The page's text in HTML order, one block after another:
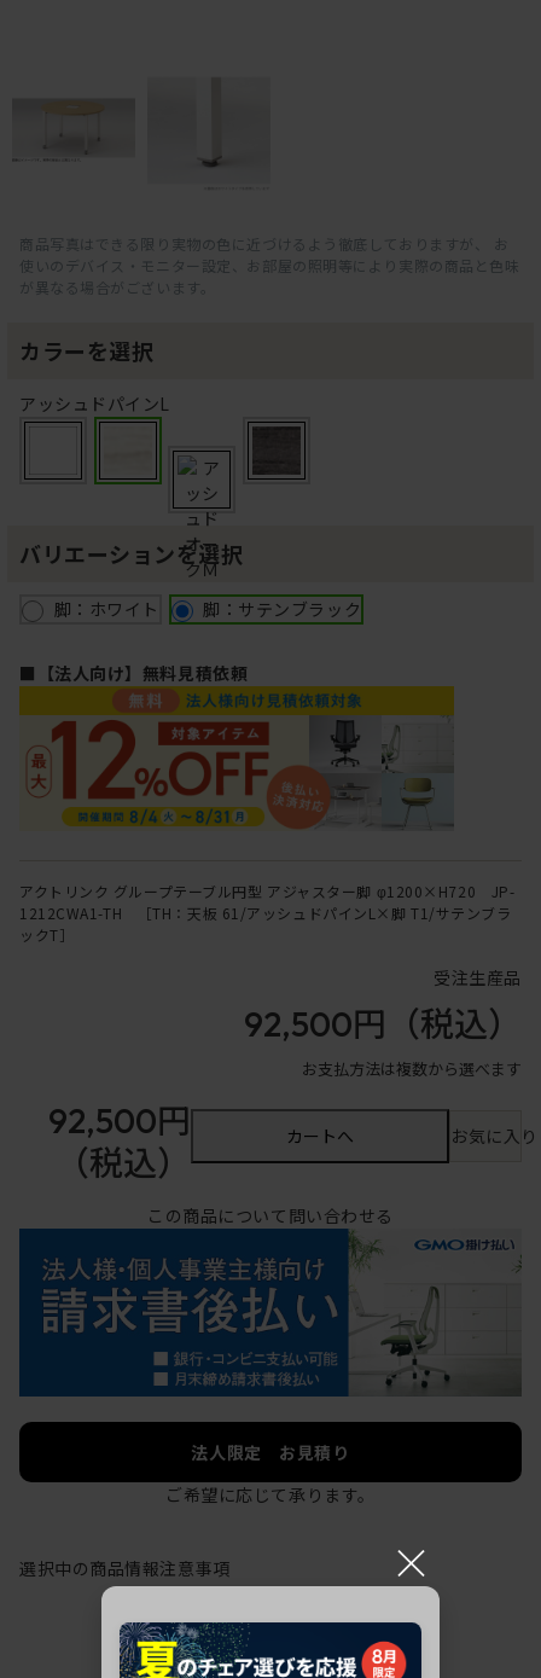
商品写真はできる限り実物の色に近づけるよう徹底しておりますが、 お
使いのデバイス・モニター設定、お部屋の照明等により実際の商品と色味
が異なる場合がございます。
カラーを選択
アッシュドパインL
バリエーションを選択
脚：ホワイト 脚：サテンブラック
■【法人向け】無料見積依頼
アクトリンク グループテーブル円型 アジャスター脚 φ1200×H720 JP-
1212CWA1-TH ［TH：天板 61/アッシュドパインL×脚 T1/サテンブラ
ックT］
受注生産品
92,500円 （税込）
お支払方法は複数から選べます
92,500円
（税込）
カートへ お気に入
この商品について問い合わせる
法人限定 お見積り
ご希望に応じて承ります。
選択中の商品情報注意事項 ×